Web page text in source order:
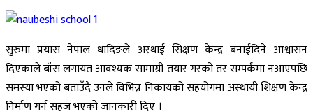
सुरुमा प्रयास नेपाल धादिङले अस्थाई सिक्षण केन्द्र बनाईदिने आश्वासन
दिएकाले बाँस लगायत आवश्यक सामाग्री तयार गरको तर सम्पर्कमा नआएपछि
समस्या भएको बताउँदै उनले विभिन्न निकायको सहयोगमा अस्थायी शिक्षण केन्द्र
निर्माण गर्न सहज भएकोे जानकारी दिए ।